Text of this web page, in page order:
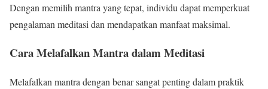
Dengan memilih mantra yang tepat, individu dapat memperkuat
pengalaman meditasi dan mendapatkan manfaat maksimal.
Cara Melafalkan Mantra dalam Meditasi
Melafalkan mantra dengan benar sangat penting dalam praktik